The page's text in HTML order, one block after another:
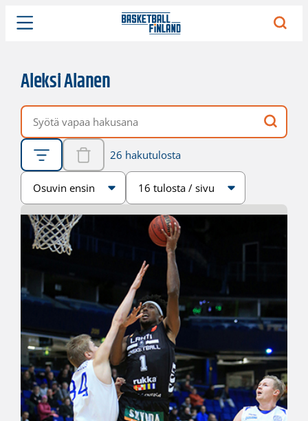
Aleksi Alanen
Vapaa hakusana
26 hakutulosta
Järjestys
Sivukoko